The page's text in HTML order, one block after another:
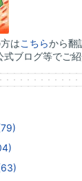
はこちらから翻
式ブログ等でご